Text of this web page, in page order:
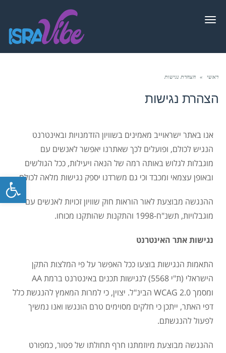
תפריט
ראשי » הצהרת נגישות
הצהרת נגישות
אנו באתר ישראוייב מאמינים בשוויון הזדמנויות ובאינטרנט
הנגיש לכולם, ופועלים לכך שאתרנו יאפשר לאנשים עם
מוגבלות לגלוש באותה רמה של הנאה ויעילות, ככל הגולשים
ובאופן עצמאי ומכבד וכי גם משרדנו יספק נגישות מלאה לכולם.
ההנגשה מבוצעת לאור הוראות חוק שוויון זכויות לאנשים עם
מוגבלויות, תשנ"ח-1998 והתקנות שהותקנו מכוחו.
נגישות אתר האינטרנט
התאמות הנגישות בוצעו ככל האפשר על פי המלצות התקן
הישראלי (ת"י 5568) לנגישות תכנים באינטרנט ברמת AA
ומסמך 2.0 WCAG הבינ"ל. יצוין, כי למרות המאמץ להנגשת כלל
דפי האתר, ייתכן כי חלקים מסוימים טרם הונגשו ואנו נמשיך
לפעול להנגשתם.
ההנגשה מבוצעת מיוזמתנו חרף תחולתו של פטור, כמפורט
פתח